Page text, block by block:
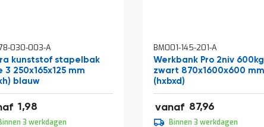
030-003-A
kunststof stapelbak
3 250x165x125 mm
blauw
1,98
3 werkdagen
BM001-145-201-A
Werkbank Pro 2niv 600kg
zwart 870x1600x600 mm
(hxbxd)
vanaf 87,96
106,43
109,95
winkelwagen
Binnen 3 werkdagen